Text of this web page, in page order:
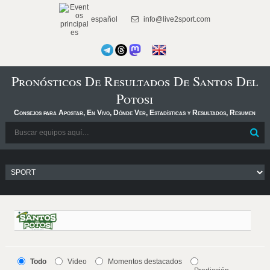
español info@live2sport.com
Pronósticos De Resultados De Santos Del
Potosi
Consejos para Apostar, En Vivo, Dónde Ver, Estadísticas y Resultados, Resumen
Todo Video
Momentos destacados